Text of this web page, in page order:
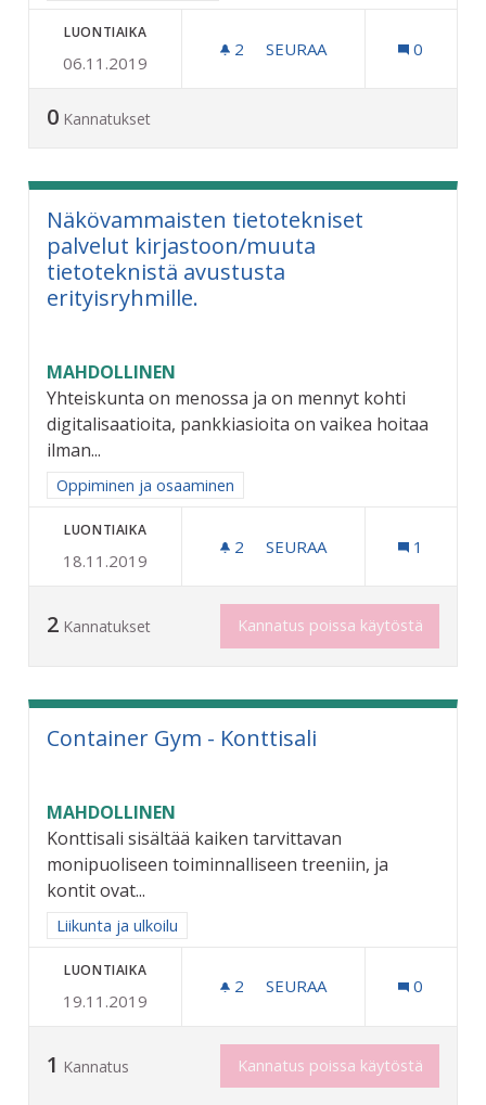
LUONTIAIKA
06.11.2019
2 2 SEURAAJAA
SEURAA 0
0 Kannatukset
Näkövammaisten tietotekniset
palvelut kirjastoon/muuta
tietoteknistä avustusta
erityisryhmille.
MAHDOLLINEN
Yhteiskunta on menossa ja on mennyt kohti
digitalisaatioita, pankkiasioita on vaikea hoitaa
ilman...
Rajaa tulokset aihepiirin mukaan: Oppiminen ja osaaminen
Oppiminen ja osaaminen
LUONTIAIKA
18.11.2019
2 2 SEURAAJAA
SEURAA 1
2 Kannatukset Kannatus poissa käytöstä
Container Gym - Konttisali
MAHDOLLINEN
Konttisali sisältää kaiken tarvittavan
monipuoliseen toiminnalliseen treeniin, ja
kontit ovat...
Rajaa tulokset aihepiirin mukaan: Liikunta ja ulkoilu
Liikunta ja ulkoilu
LUONTIAIKA
19.11.2019
2 2 SEURAAJAA
SEURAA 0
1 Kannatus Kannatus poissa käytöstä